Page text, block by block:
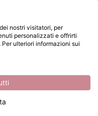
Vaessen Creative • Perforatore a Vite con 3 Punte
nostri visitatori, per
personalizzati e offrirti
ulteriori informazioni sui